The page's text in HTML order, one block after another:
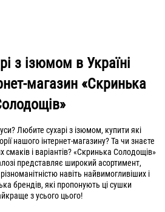
з ізюмом в Україні
магазин «Скринька
Любите сухарі з ізюмом, купити які
нашого інтернет-магазину? Та чи знаєте
смаків і варіантів? «Скринька Солодощів»
представляє широкий асортимент,
навіть найвимогливіших і
брендів, які пропонують ці сушки
з усього цього!